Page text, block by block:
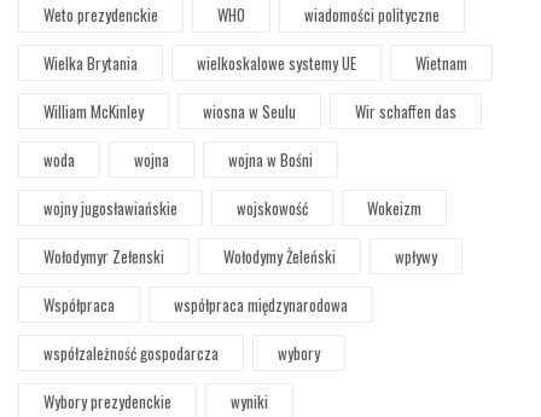
Weto prezydenckie
WHO
wiadomości polityczne
Wielka Brytania
wielkoskalowe systemy UE
Wietnam
William McKinley
wiosna w Seulu
Wir schaffen das
woda
wojna
wojna w Bośni
wojny jugosławiańskie
wojskowość
Wokeizm
Wołodymyr Zełenski
Wołodymy Żeleński
wpływy
Współpraca
współpraca międzynarodowa
współzależność gospodarcza
wybory
Wybory prezydenckie
wyniki